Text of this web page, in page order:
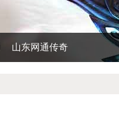
山东网通传奇